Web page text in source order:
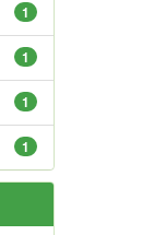
1
1
1
1